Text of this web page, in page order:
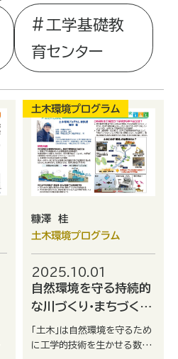
工学基礎教
育センター
土木環境プログラム
糠澤 桂
土木環境プログラム
2025.10.01
自然環境を守る持続的
な川づくり・まちづくり
に関する研究
「土木」は自然環境を守るため
に工学的技術を生かせる数少